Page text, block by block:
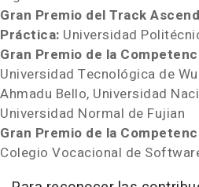
Gran Premio del Track
Práctica: Universidad
Gran Premio de la
Universidad Tecnológica de
Ahmadu Bello, Universidad
Universidad Normal de Fujian
Gran Premio de la
Colegio Vocacional de